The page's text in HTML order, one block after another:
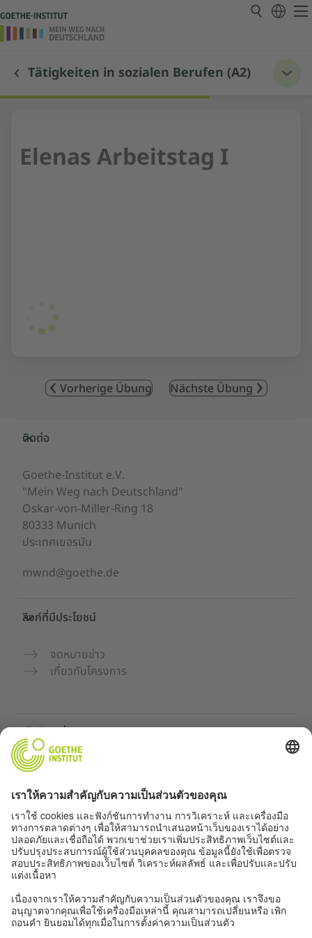
Tätigkeiten in sozialen Berufen (A2)
Elenas Arbeitstag I
Vorherige Übung Nächste Übung
Service- und Informationsbereich
ติดต่อ
Goethe-Institut e.V.
"Mein Weg nach Deutschland"
Oskar-von-Miller-Ring 18
80333 Munich
ประเทศเยอรมัน
mwnd@goethe.de
ลิงก์ที่มีประโยชน์
จดหมายข่าว
เกี่ยวกับโครงการ
เว็บไซต์เพิ่มเติม
ฝึกภาษาเยอรมันฟรี
หลักสูตรภาษาเยอรมันของ Goethe-Institut
พอร์ทัลสำหรับครู “Deutschstunde”
ความเป็นส่วนตัวและการเข้าถึง
การตั้งค่าความเป็นส่วนตัว